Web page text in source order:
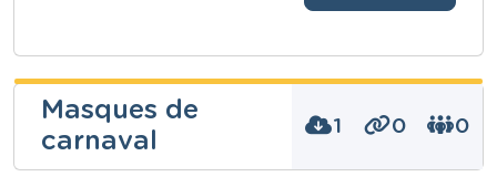
Masques de
carnaval
1 0 0